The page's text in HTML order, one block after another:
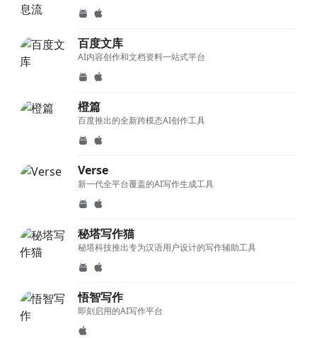
百度文库
AI内容创作和文档资料一站式平台
橙篇
百度推出的全新跨模态AI创作工具
Verse
新一代全平台覆盖的AI写作生成工具
秘塔写作猫
秘塔科技推出专为汉语用户设计的写作辅助工具
悟智写作
即刻启用的AI写作平台